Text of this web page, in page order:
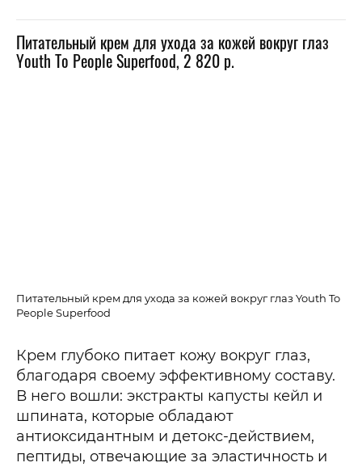
Питательный крем для ухода за кожей вокруг глаз
Youth To People Superfood, 2 820 р.
Питательный крем для ухода за кожей вокруг глаз Youth To
People Superfood
Крем глубоко питает кожу вокруг глаз,
благодаря своему эффективному составу.
В него вошли: экстракты капусты кейл и
шпината, которые обладают
антиоксидантным и детокс-действием,
пептиды, отвечающие за эластичность и